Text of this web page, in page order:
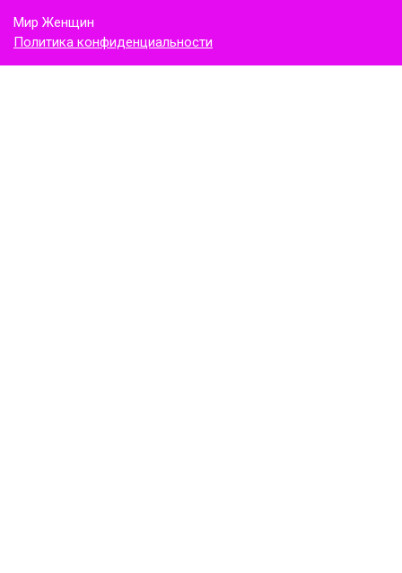
Мир Женщин
Политика конфиденциальности